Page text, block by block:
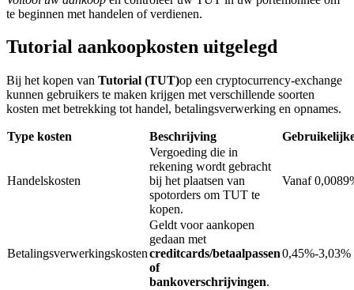
BTR-vergrendelingen
Exclusieve beleggingen voor BTR-houders
Door crypto ondersteunde leenservice
te beginnen met handelen of verdienen.
Tutorial aankoopkosten uitgelegd
Bij het kopen van Tutorial (TUT)op een cryptocurrency-exchange
kunnen gebruikers te maken krijgen met verschillende soorten
kosten met betrekking tot handel, betalingsverwerking en opnames.
Type kosten Beschrijving
Handelskosten
Vergoeding die in
rekening wordt gebracht
bij het plaatsen van
spotorders om TUT te
kopen.
Vanaf
Betalingsverwerkingskosten
Geldt voor aankopen
gedaan met
creditcards/betaalpassen
of
bankoverschrijvingen.
0,45%-3,03%